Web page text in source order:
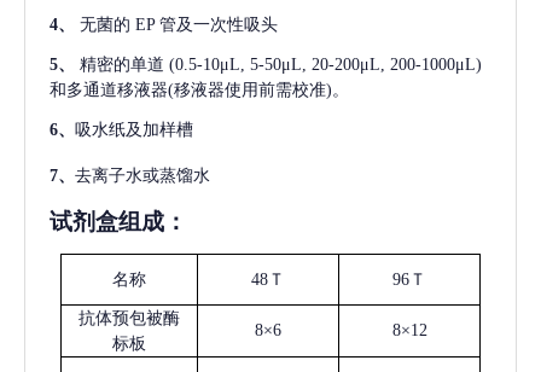
4、 无菌的 EP 管及一次性吸头
5、 精密的单道 (0.5-10μL, 5-50μL, 20-200μL, 200-1000μL)
和多通道移液器(移液器使用前需校准)。
6、 吸水纸及加样槽
7、 去离子水或蒸馏水
试剂盒组成：
名称 48Ｔ 96Ｔ
抗体预包被酶
标板
8×6 8×12